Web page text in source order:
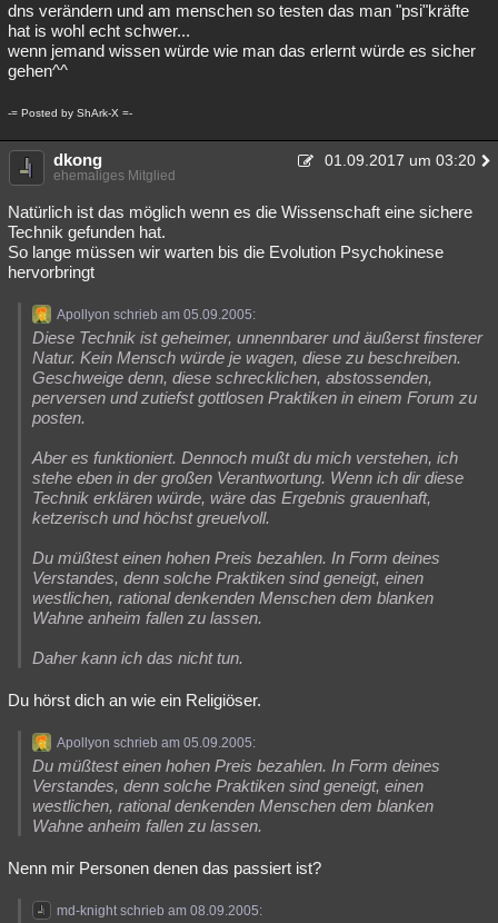
dns verändern und am menschen so testen das man "psi"kräfte
hat is wohl echt schwer...
wenn jemand wissen würde wie man das erlernt würde es sicher
gehen^^
-= Posted by ShArk-X =-
dkong 01.09.2017 um 03:20
ehemaliges Mitglied
Natürlich ist das möglich wenn es die Wissenschaft eine sichere
Technik gefunden hat.
So lange müssen wir warten bis die Evolution Psychokinese
hervorbringt
Apollyon schrieb am 05.09.2005:
Diese Technik ist geheimer, unnennbarer und äußerst finsterer
Natur. Kein Mensch würde je wagen, diese zu beschreiben.
Geschweige denn, diese schrecklichen, abstossenden,
perversen und zutiefst gottlosen Praktiken in einem Forum zu
posten.
Aber es funktioniert. Dennoch mußt du mich verstehen, ich
stehe eben in der großen Verantwortung. Wenn ich dir diese
Technik erklären würde, wäre das Ergebnis grauenhaft,
ketzerisch und höchst greuelvoll.
Du müßtest einen hohen Preis bezahlen. In Form deines
Verstandes, denn solche Praktiken sind geneigt, einen
westlichen, rational denkenden Menschen dem blanken
Wahne anheim fallen zu lassen.
Daher kann ich das nicht tun.
Du hörst dich an wie ein Religiöser.
Apollyon schrieb am 05.09.2005:
Du müßtest einen hohen Preis bezahlen. In Form deines
Verstandes, denn solche Praktiken sind geneigt, einen
westlichen, rational denkenden Menschen dem blanken
Wahne anheim fallen zu lassen.
Nenn mir Personen denen das passiert ist?
md-knight schrieb am 08.09.2005: